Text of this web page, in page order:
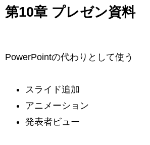
第10章 プレゼン資料
PowerPointの代わりとして使う
スライド追加
アニメーション
発表者ビュー